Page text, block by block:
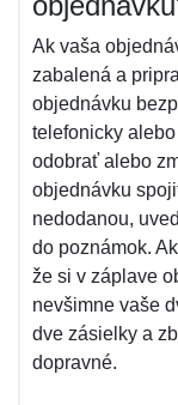
Ak vaša
zabalená a
objednávku
telefonicky
odobrať alebo
objednávku
nedodanou,
do poznámok.
že si v záplave
nevšimne vaše
dve zásielky a
dopravné.